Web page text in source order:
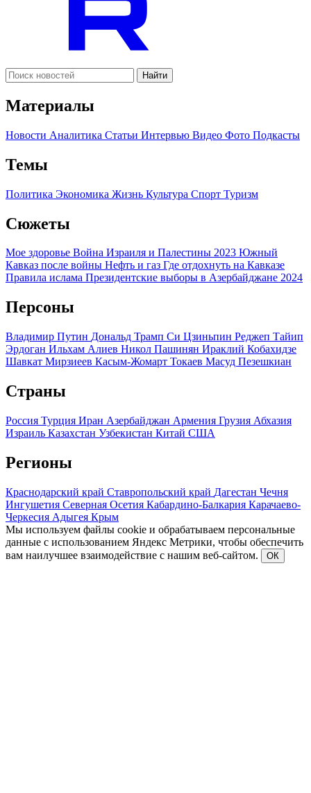
Найти
Материалы
Новости Аналитика Статьи Интервью Видео Фото Подкасты
Темы
Политика Экономика Жизнь Культура Спорт Туризм
Сюжеты
Мое здоровье Война Израиля и Палестины 2023 Южный
Кавказ после войны Нефть и газ Где отдохнуть на Кавказе
Правила ислама Президентские выборы в Азербайджане 2024
Персоны
Владимир Путин Дональд Трамп Си Цзиньпин Реджеп Тайип
Эрдоган Ильхам Алиев Никол Пашинян Ираклий Кобахидзе
Шавкат Мирзиеев Касым-Жомарт Токаев Масуд Пезешкиан
Страны
Россия Турция Иран Азербайджан Армения Грузия Абхазия
Израиль Казахстан Узбекистан Китай США
Регионы
Краснодарский край Ставропольский край Дагестан Чечня
Ингушетия Северная Осетия Кабардино-Балкария Карачаево-
Черкесия Адыгея Крым
Мы используем файлы cookie и обрабатываем персональные
данные с использованием Яндекс Метрики, чтобы обеспечить
вам наилучшее взаимодействие с нашим веб-сайтом.
ОК